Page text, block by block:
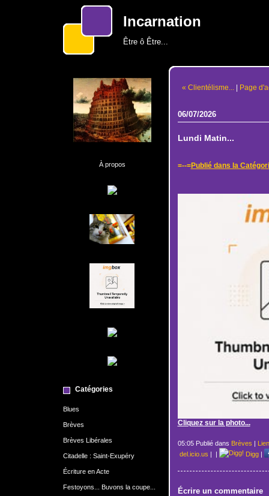
Incarnation
Être ô Être...
À propos
Catégories
Blues
Brèves
Brèves Libérales
Citadelle : Saint-Exupéry
Écriture en Acte
Festoyons... Buvons la coupe...
« Clientélisme... | Page
06/07/2026
Lundi Matin...
=--=Publié dans la
Cliquez sur la photo...
05:05 Publié dans Brèves |
del.icio.us | | Digg|
Écrire un commentaire